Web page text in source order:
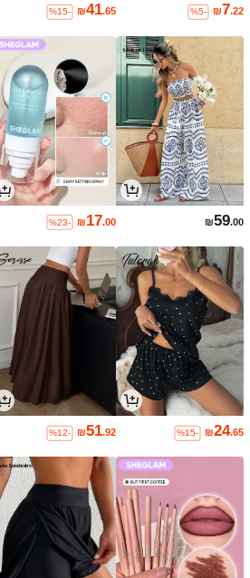
₪7.22
%5-
₪41.65
%15-
₪59.00
₪17.00
%23-
₪24.65
%15-
₪51.92
%12-